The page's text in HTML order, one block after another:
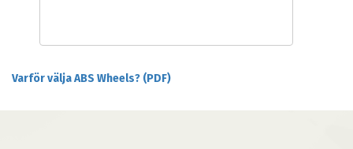
Varför välja ABS Wheels? (PDF)